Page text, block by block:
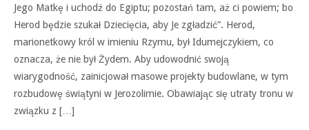
Jego Matkę i uchodź do Egiptu; pozostań tam, aż ci powiem; bo
Herod będzie szukał Dziecięcia, aby Je zgładzić”. Herod,
marionetkowy król w imieniu Rzymu, był Idumejczykiem, co
oznacza, że nie był Żydem. Aby udowodnić swoją
wiarygodność, zainicjował masowe projekty budowlane, w tym
rozbudowę świątyni w Jerozolimie. Obawiając się utraty tronu w
związku z […]